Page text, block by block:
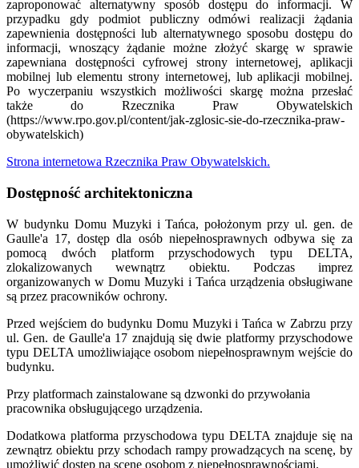
zaproponować alternatywny sposób dostępu do informacji. W
przypadku gdy podmiot publiczny odmówi realizacji żądania
zapewnienia dostępności lub alternatywnego sposobu dostępu do
informacji, wnoszący żądanie możne złożyć skargę w sprawie
zapewniana dostępności cyfrowej strony internetowej, aplikacji
mobilnej lub elementu strony internetowej, lub aplikacji mobilnej.
Po wyczerpaniu wszystkich możliwości skargę można przesłać
także do Rzecznika Praw Obywatelskich
(https://www.rpo.gov.pl/content/jak-zglosic-sie-do-rzecznika-praw-
obywatelskich)
Strona internetowa Rzecznika Praw Obywatelskich.
Dostępność architektoniczna
W budynku Domu Muzyki i Tańca, położonym przy ul. gen. de
Gaulle'a 17, dostęp dla osób niepełnosprawnych odbywa się za
pomocą dwóch platform przyschodowych typu DELTA,
zlokalizowanych wewnątrz obiektu. Podczas imprez
organizowanych w Domu Muzyki i Tańca urządzenia obsługiwane
są przez pracowników ochrony.
Przed wejściem do budynku Domu Muzyki i Tańca w Zabrzu przy
ul. Gen. de Gaulle'a 17 znajdują się dwie platformy przyschodowe
typu DELTA umożliwiające osobom niepełnosprawnym wejście do
budynku.
Przy platformach zainstalowane są dzwonki do przywołania
pracownika obsługującego urządzenia.
Dodatkowa platforma przyschodowa typu DELTA znajduje się na
zewnątrz obiektu przy schodach rampy prowadzących na scenę, by
umożliwić dostęp na scenę osobom z niepełnosprawnościami.